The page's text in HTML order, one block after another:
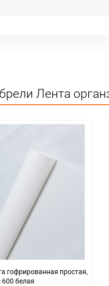
Лента
гофрированная простая,
600 белая